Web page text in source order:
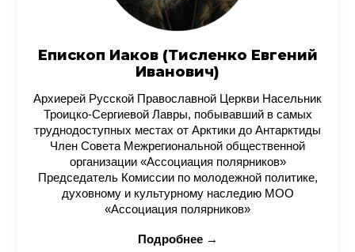
Епископ Иаков (Тисленко Евгений
Иванович)
Архиерей Русской Православной Церкви Насельник
Троицко-Сергиевой Лавры, побывавший в самых
труднодоступных местах от Арктики до Антарктиды
Член Совета Межрегиональной общественной
организации «Ассоциация полярников»
Председатель Комиссии по молодежной политике,
духовному и культурному наследию МОО
«Ассоциация полярников»
Подробнее →